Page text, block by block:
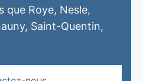
que Roye, Nesle,
Saint-Quentin,